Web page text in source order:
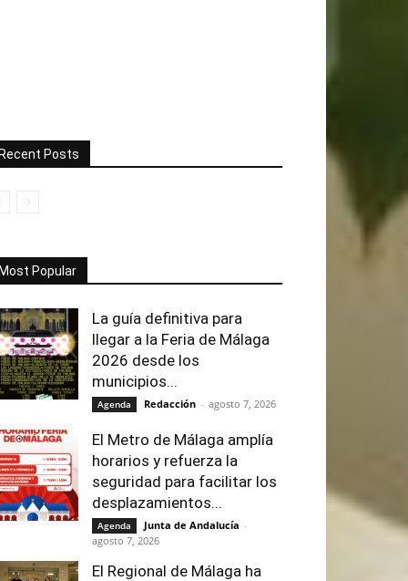
Posts
Popular
La guía definitiva para
llegar a la Feria de Málaga
2026 desde los
municipios...
Agenda Redacción - agosto 7, 2026
El Metro de Málaga amplía
horarios y refuerza la
seguridad para facilitar los
desplazamientos...
Agenda Junta de Andalucía -
agosto 7, 2026
El Regional de Málaga ha